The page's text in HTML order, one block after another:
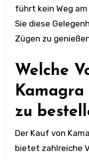
führt kein Weg
Sie diese
Zügen zu
Welche
zu
Der Kauf von
bietet zahlreiche